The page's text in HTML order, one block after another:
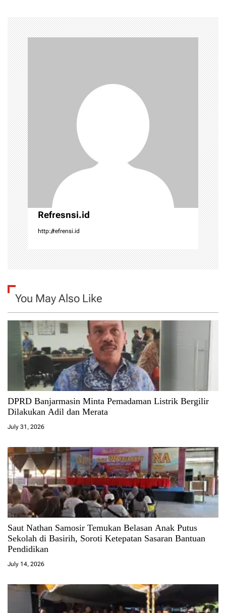
a
v
i
g
a
t
i
o
n
Refresnsi.id
http://refrensi.id
You May Also Like
DPRD Banjarmasin Minta Pemadaman Listrik Bergilir
Dilakukan Adil dan Merata
July 31, 2026
Saut Nathan Samosir Temukan Belasan Anak Putus
Sekolah di Basirih, Soroti Ketepatan Sasaran Bantuan
Pendidikan
July 14, 2026